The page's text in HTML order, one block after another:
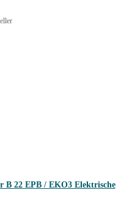
22 EPB / EKO3 Elektrische